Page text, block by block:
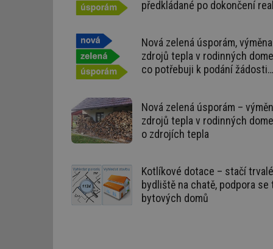
předkládané po dokončení
Nová zelená úsporám, výměna
zdrojů tepla v rodinných
co potřebuji k podání žádosti
Nová zelená úsporám –
zdrojů tepla v rodinných
o zdrojích tepla
Kotlíkové dotace – stačí trvalé
bydliště na chatě, podpora se
bytových domů
_hjFirstSeen